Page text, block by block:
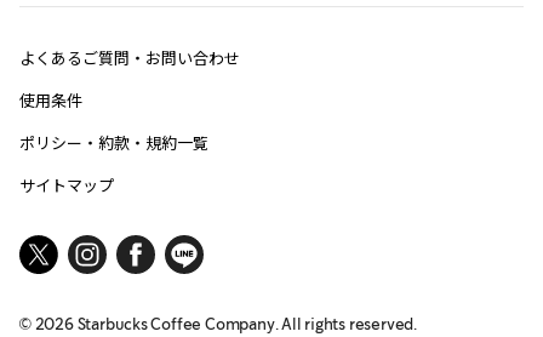
よくあるご質問・お問い合わせ
使用条件
ポリシー・約款・規約一覧
サイトマップ
© 2026Starbucks Coffee Company. All rights reserved.